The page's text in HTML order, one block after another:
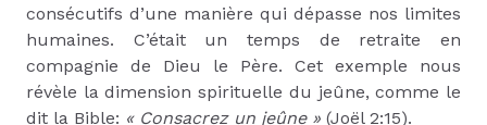
consécutifs d’une manière qui dépasse nos limites
humaines. C’était un temps de retraite en
compagnie de Dieu le Père. Cet exemple nous
révèle la dimension spirituelle du jeûne, comme le
dit la Bible: « Consacrez un jeûne » (Joël 2:15).